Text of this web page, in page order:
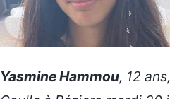
Yasmine Hammou, 12